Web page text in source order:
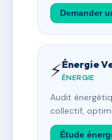
Demander
⚡Énergie
ÉNERGIE
Audit
collectif,
Étude